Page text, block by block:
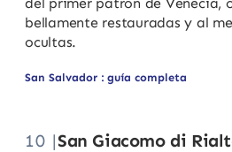
bellamente restauradas y al
ocultas.
San Salvador : guía completa
10 |San Giacomo di